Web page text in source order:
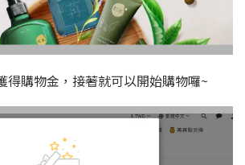
得購物金，接著就可以開始購物囉~